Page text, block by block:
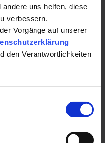
uns helfen, diese
verbessern.
Vorgänge auf unserer
.
den Verantwortlichkeiten
und Fußpflege.
loszulassen,
Mit einem großen
verschiedenen
Unterstützung für mehr